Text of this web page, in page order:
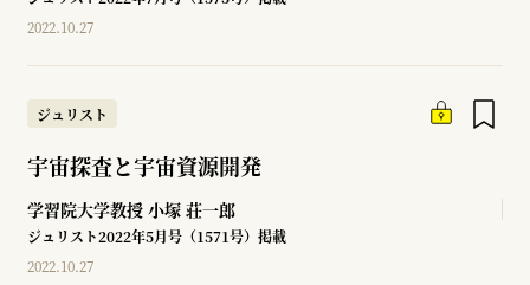
2022.10.27
ジュリスト
宇宙探査と宇宙資源開発
学習院大学教授 小塚 荘一郎
ジュリスト2022年5月号（1571号）掲載
2022.10.27